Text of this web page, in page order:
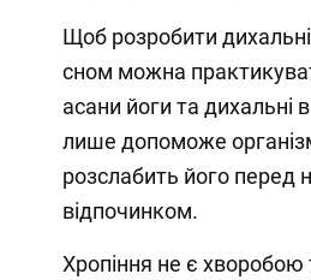
Щоб розробити
сном можна
асани йоги та дихальні
лише допоможе
розслабить його перед
відпочинком.
Хропіння не є хворобою